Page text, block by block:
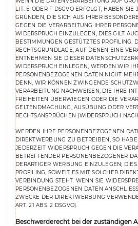
LIT. E ODER F DSGVO ERFOLGT, HABEN SIE
GRÜNDEN, DIE SICH AUS IHRER
GEGEN DIE VERARBEITUNG IHRER
WIDERSPRUCH EINZULEGEN; DIES GILT
BESTIMMUNGEN GESTÜTZTES PROFILING.
RECHTSGRUNDLAGE, AUF DENEN EINE
ENTNEHMEN SIE DIESER
WIDERSPRUCH EINLEGEN, WERDEN WIR
PERSONENBEZOGENEN DATEN NICHT
DENN, WIR KÖNNEN ZWINGENDE
VERARBEITUNG NACHWEISEN, DIE IHRE
FREIHEITEN ÜBERWIEGEN ODER DIE
GELTENDMACHUNG, AUSÜBUNG ODER
RECHTSANSPRÜCHEN (WIDERSPRUCH
WERDEN IHRE PERSONENBEZOGENEN
DIREKTWERBUNG ZU BETREIBEN, SO
JEDERZEIT WIDERSPRUCH GEGEN DIE
BETREFFENDER PERSONENBEZOGENER
DERARTIGER WERBUNG EINZULEGEN;
PROFILING, SOWEIT ES MIT SOLCHER
VERBINDUNG STEHT. WENN SIE
PERSONENBEZOGENEN DATEN
ZWECKE DER DIREKTWERBUNG
ART. 21 ABS. 2 DSGVO).
Beschwerde­recht bei der zuständigen